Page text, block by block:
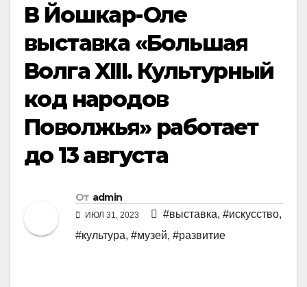
В Йошкар-Оле
выставка «Большая
Волга XIII. Культурный
код народов
Поволжья» работает
до 13 августа
От admin
ИЮЛ 31, 2023 #выставка, #искусство,
#культура, #музей, #развитие